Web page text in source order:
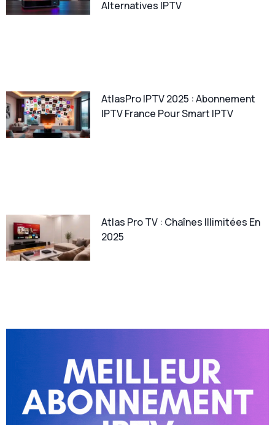
Alternatives IPTV
AtlasPro IPTV 2025 : Abonnement
IPTV France Pour Smart IPTV
Atlas Pro TV : Chaînes Illimitées En
2025